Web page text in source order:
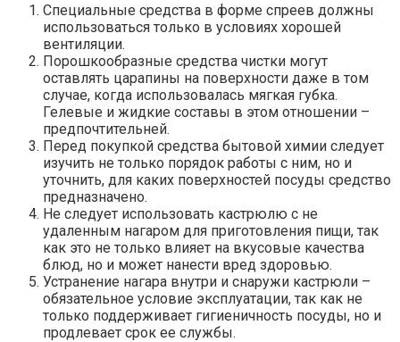
Специальные средства в форме спреев должны
использоваться только в условиях хорошей
вентиляции.
Порошкообразные средства чистки могут
оставлять царапины на поверхности даже в том
случае, когда использовалась мягкая губка.
Гелевые и жидкие составы в этом отношении –
предпочтительней.
Перед покупкой средства бытовой химии следует
изучить не только порядок работы с ним, но и
уточнить, для каких поверхностей посуды средство
предназначено.
Не следует использовать кастрюлю с не
удаленным нагаром для приготовления пищи, так
как это не только влияет на вкусовые качества
блюд, но и может нанести вред здоровью.
Устранение нагара внутри и снаружи кастрюли –
обязательное условие эксплуатации, так как не
только поддерживает гигиеничность посуды, но и
продлевает срок ее службы.